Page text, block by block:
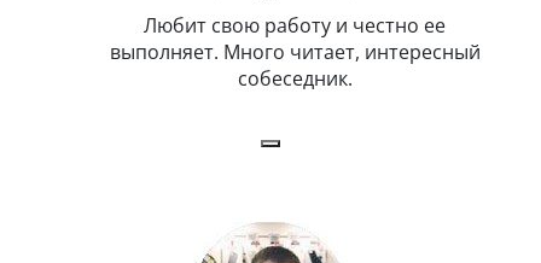
Любит свою работу и честно ее
выполняет. Много читает, интересный
собеседник.